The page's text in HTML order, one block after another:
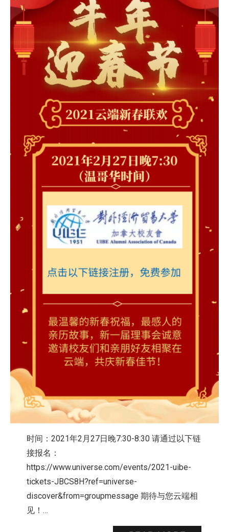
时间：2021年2月27日晚7:30-8:30 请通过以下链
接报名：
https://www.universe.com/events/2021-uibe-
tickets-JBCS8H?ref=universe-
discover&from=groupmessage 期待与您云端相
见！…